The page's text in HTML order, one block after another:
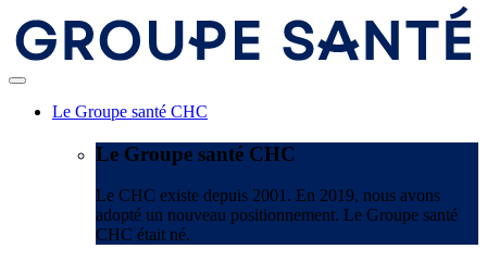
Le Groupe santé CHC
Le Groupe santé CHC
Le CHC existe depuis 2001. En 2019, nous avons
adopté un nouveau positionnement. Le Groupe santé
CHC était né.